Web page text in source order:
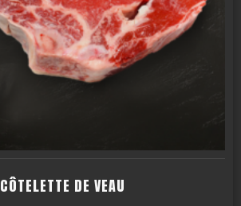
CÔTELETTE DE VEAU